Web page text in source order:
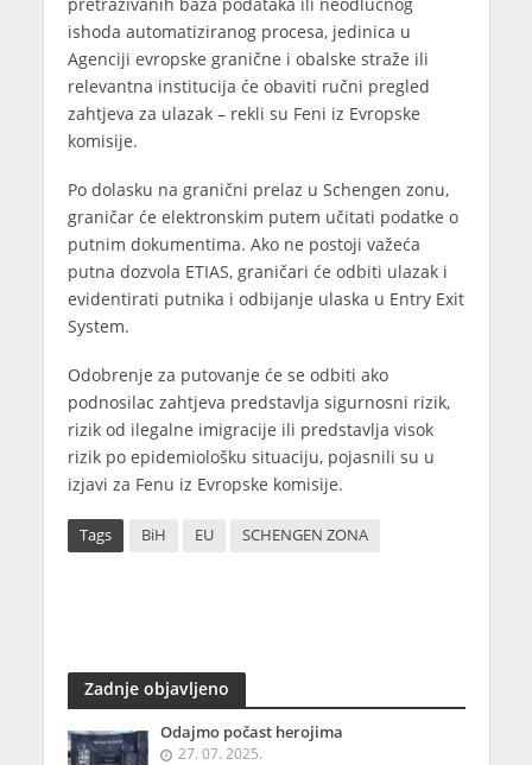
pretraživanih baza podataka ili neodlučnog
ishoda automatiziranog procesa, jedinica u
Agenciji evropske granične i obalske straže ili
relevantna institucija će obaviti ručni pregled
zahtjeva za ulazak – rekli su Feni iz Evropske
komisije.
Po dolasku na granični prelaz u Schengen zonu,
graničar će elektronskim putem učitati podatke o
putnim dokumentima. Ako ne postoji važeća
putna dozvola ETIAS, graničari će odbiti ulazak i
evidentirati putnika i odbijanje ulaska u Entry Exit
System.
Odobrenje za putovanje će se odbiti ako
podnosilac zahtjeva predstavlja sigurnosni rizik,
rizik od ilegalne imigracije ili predstavlja visok
rizik po epidemiološku situaciju, pojasnili su u
izjavi za Fenu iz Evropske komisije.
Tags BiH EU SCHENGEN ZONA
Zadnje objavljeno
Odajmo počast herojima
27. 07. 2025.